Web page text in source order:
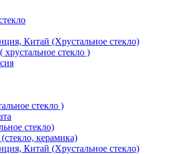
Китай (Хрустальное стекло)
стекло )
стекло )
стекло)
керамика)
Китай (Хрустальное стекло)